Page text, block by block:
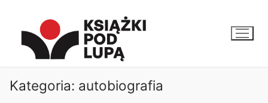
Kategoria: autobiografia